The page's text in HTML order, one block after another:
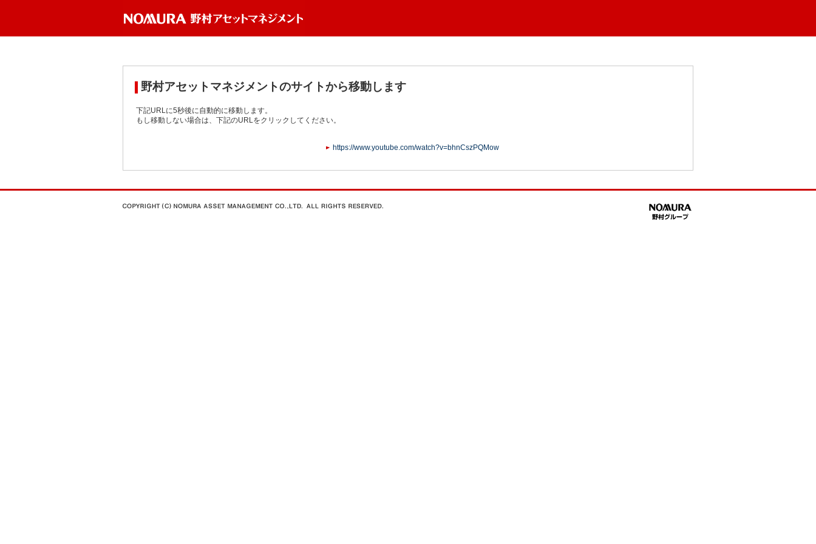
野村アセットマネジメントのサイトから移動します
下記URLに5秒後に自動的に移動します。
もし移動しない場合は、下記のURLをクリックしてください。
https://www.youtube.com/watch?v=bhnCszPQMow